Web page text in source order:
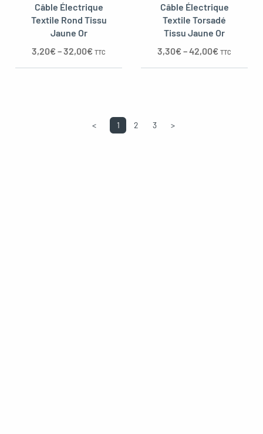
Câble Électrique
Textile Rond Tissu
Jaune Or
3,20€–32,00€ TTC
Câble Électrique
Textile Torsadé
Tissu Jaune Or
3,30€–42,00€ TTC
< 1 2 3 >